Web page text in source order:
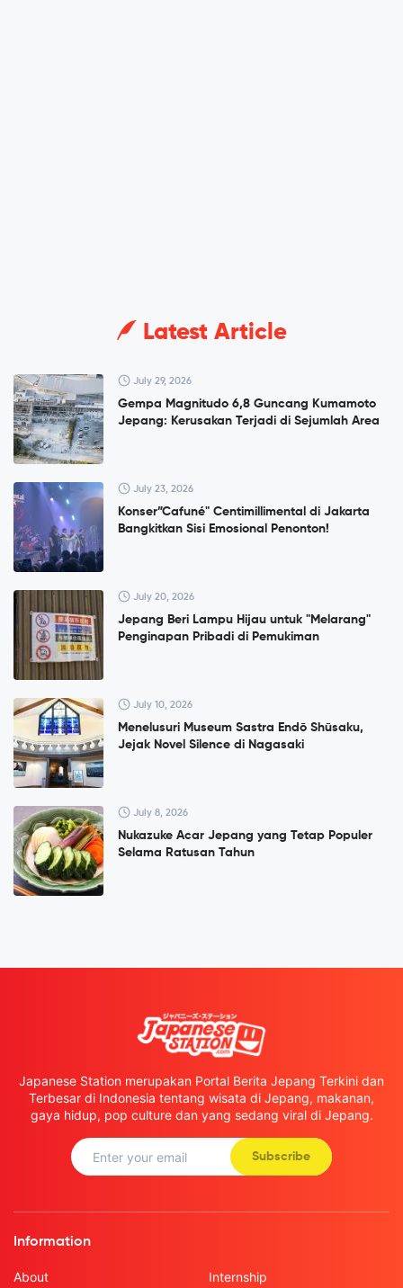
Latest Article
July 29, 2026
Gempa Magnitudo 6,8 Guncang Kumamoto
Jepang: Kerusakan Terjadi di Sejumlah Area
July 23, 2026
Konser”Cafuné" Centimillimental di Jakarta
Bangkitkan Sisi Emosional Penonton!
July 20, 2026
Jepang Beri Lampu Hijau untuk "Melarang"
Penginapan Pribadi di Pemukiman
July 10, 2026
Menelusuri Museum Sastra Endō Shūsaku,
Jejak Novel Silence di Nagasaki
July 8, 2026
Nukazuke Acar Jepang yang Tetap Populer
Selama Ratusan Tahun
Japanese Station merupakan Portal Berita Jepang Terkini dan
Terbesar di Indonesia tentang wisata di Jepang, makanan,
gaya hidup, pop culture dan yang sedang viral di Jepang.
Subscribe
Information
About
Internship